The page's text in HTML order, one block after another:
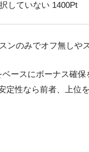
していない 1400Pt
のみでオフ無しや
ースにボーナス確保
性なら前者、上位